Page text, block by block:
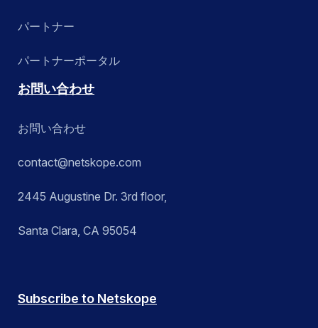
パートナー
パートナーポータル
お問い合わせ
お問い合わせ
contact@netskope.com
2445 Augustine Dr. 3rd floor,
Santa Clara, CA 95054
Subscribe to Netskope